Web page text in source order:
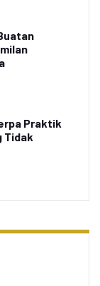
Praktik
Tidak